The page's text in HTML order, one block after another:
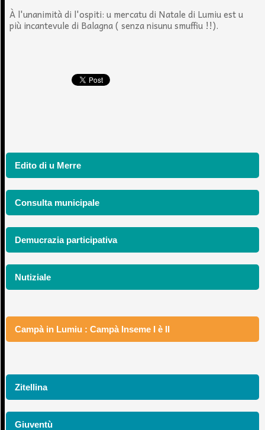
Edito di u Merre
Consulta municipale
Demucrazia participativa
Nutiziale
Campà in Lumiu : Campà Inseme I è II
Zitellina
Giuventù
À l'unanimità di l'ospiti: u mercatu di Natale di Lumiu est u
più incantevule di Balagna ( senza nisunu smuffiu !!).